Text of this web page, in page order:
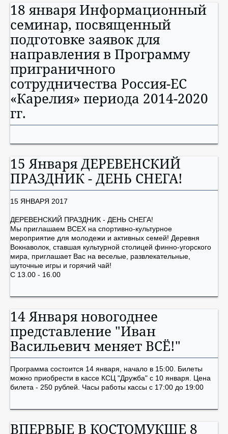
18 января Информационный
семинар, посвященный
подготовке заявок для
направления в Программу
приграничного
сотрудничества Россия-ЕС
«Карелия» периода 2014-2020
гг.
15 Января ДЕРЕВЕНСКИЙ
ПРАЗДНИК - ДЕНЬ СНЕГА!
15 ЯНВАРЯ 2017
ДЕРЕВЕНСКИЙ ПРАЗДНИК - ДЕНЬ СНЕГА!
Мы приглашаем ВСЕХ на спортивно-культурное
мероприятие для молодежи и активных семей! Деревня
Вокнаволок, ставшая культурной столицей финно-угорского
мира, приглашает Вас на веселые, развлекательные,
шуточные игры и горячий чай!
С 13.00 - 16.00
14 Января новогоднее
представление "Иван
Васильевич меняет ВСЁ!"
Программа состоится 14 января, начало в 15:00. Билеты
можно приобрести в кассе КСЦ "Дружба" с 10 января. Цена
билета - 250 рублей. Часы работы кассы с 17:00 до 19:00
ВПЕРВЫЕ В КОСТОМУКШЕ 8